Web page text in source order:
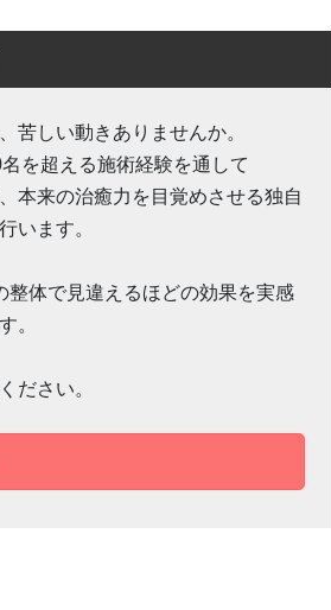
苦しい動きありませんか。
を超える施術経験を通して
本来の治癒力を目覚めさせる独自
います。
整体で見違えるほどの効果を実感
。
ださい。